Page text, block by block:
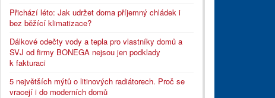
Přichází léto: Jak udržet doma příjemný chládek i
bez běžící klimatizace?
Dálkové odečty vody a tepla pro vlastníky domů a
SVJ od firmy BONEGA nejsou jen podklady
k fakturaci
5 největších mýtů o litinových radiátorech. Proč se
vracejí i do moderních domů